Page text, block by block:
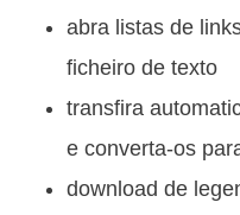
abra listas de
ficheiro de texto
transfira
e converta-os
download de